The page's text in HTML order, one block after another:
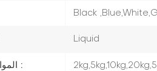
Black
Liquid
المواصفات :